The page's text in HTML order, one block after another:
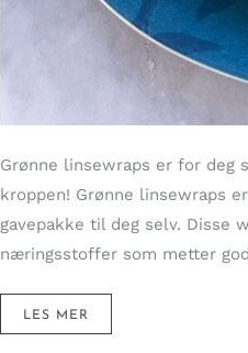
Grønne linsewraps er for deg
kroppen! Grønne linsewraps
gavepakke til deg selv. Disse
næringsstoffer som metter
GRØNNE,
LES MER